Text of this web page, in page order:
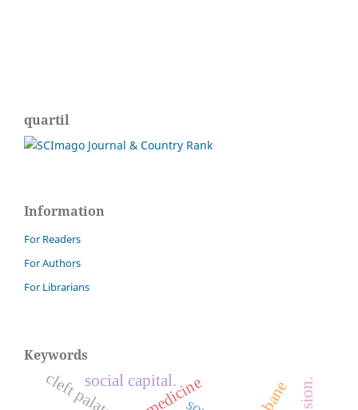
quartil
Information
For Readers
For Authors
For Librarians
Keywords
cleft palatesocial capital.